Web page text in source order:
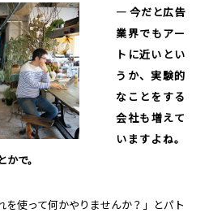
― 今だと広告
業界でもアー
トに近いとい
うか、実験的
なことをする
会社も増えて
いますよね。
で。
を使って何かやりませんか？」とパト